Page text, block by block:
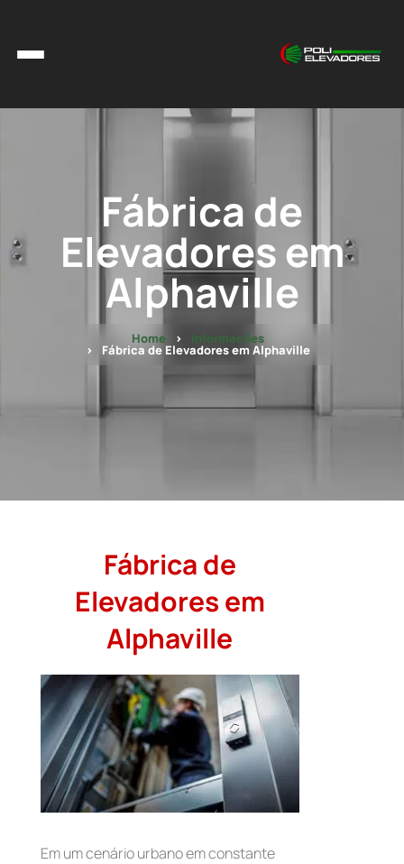
Fábrica de
Elevadores em
Alphaville
Home Informações
Fábrica de Elevadores em Alphaville
Fábrica de
Elevadores em
Alphaville
Em um cenário urbano em constante